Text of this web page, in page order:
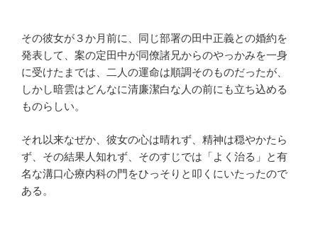
その彼女が３か月前に、同じ部署の田中正義との婚約を
発表して、案の定田中が同僚諸兄からのやっかみを一身
に受けたまでは、二人の運命は順調そのものだったが、
しかし暗雲はどんなに清廉潔白な人の前にも立ち込める
ものらしい。
それ以来なぜか、彼女の心は晴れず、精神は穏やかたら
ず、その結果人知れず、そのすじでは「よく治る」と有
名な溝口心療内科の門をひっそりと叩くにいたったので
ある。